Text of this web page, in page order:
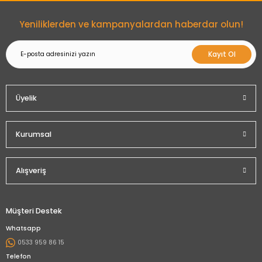
Yeniliklerden ve kampanyalardan haberdar olun!
Kayıt Ol
Üyelik
Kurumsal
Alışveriş
Müşteri Destek
Whatsapp
0533 959 86 15
Telefon